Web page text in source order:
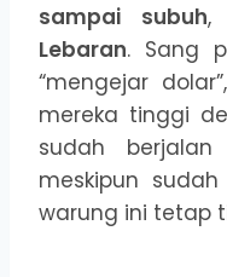
sampai subuh,
Lebaran. Sang
“mengejar
mereka tinggi
sudah
meskipun
warung ini tetap